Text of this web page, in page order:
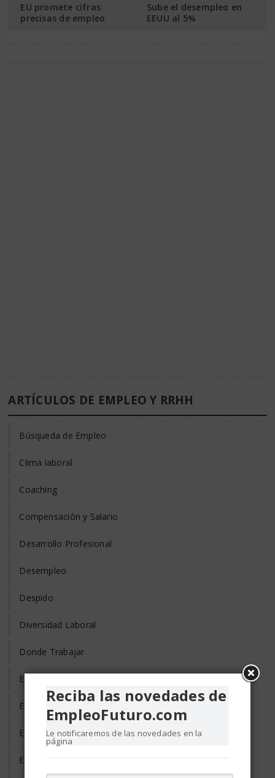
EU promete cifras
precisas de empleo
Sube el desempleo en
EEUU al 5%
ARTÍCULOS DE EMPLEO Y RRHH
Búsqueda de Empleo
Clima laboral
Coaching
Compensación y Salario
Desarrollo Profesional
Desempleo
Despido
Diversidad Laboral
Donde Trabajar
Empleo de Tercera Edad
Empleo Discapacitados
Empleo en el Mundo
Empleo Freelance
Reciba las novedades de
EmpleoFuturo.com
Le notificaremos de las novedades en la
página